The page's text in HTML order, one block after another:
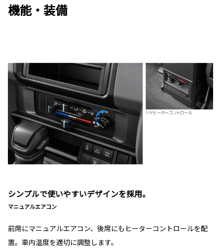
機能・装備
シンプルで使いやすいデザインを採用。
マニュアルエアコン
前席にマニュアルエアコン、後席にもヒーターコントロールを配
置。車内温度を適切に調整します。